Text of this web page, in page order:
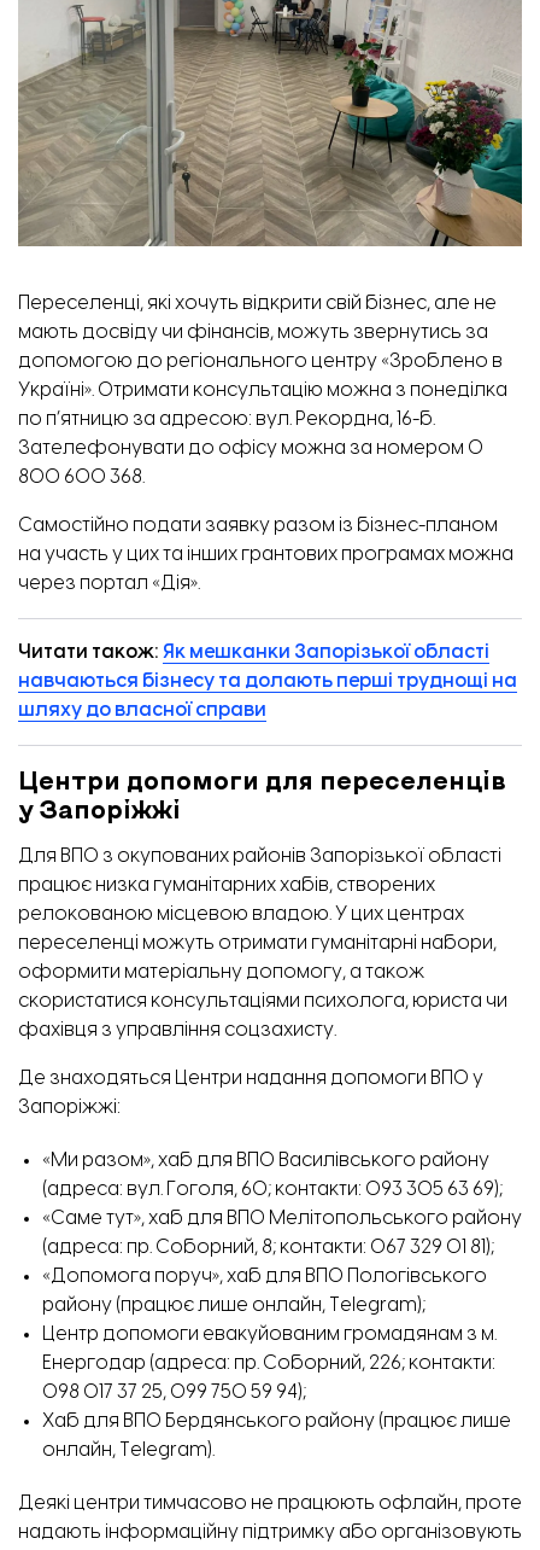
Модульне містечко у Запоріжжі. Фото: Відбудова. Запоріжжя
Переселенці, які хочуть відкрити свій бізнес, але не
мають досвіду чи фінансів, можуть звернутись за
допомогою до регіонального центру «Зроблено в
Україні». Отримати консультацію можна з понеділка
по п’ятницю за адресою: вул. Рекордна, 16-б.
Зателефонувати до офісу можна за номером 0
800 600 368.
Самостійно подати заявку разом із бізнес-планом
на участь у цих та інших грантових програмах можна
через портал «Дія».
Читати також: Як мешканки Запорізької області
навчаються бізнесу та долають перші труднощі на
шляху до власної справи
Центри допомоги для переселенців
у Запоріжжі
Для ВПО з окупованих районів Запорізької області
працює низка гуманітарних хабів, створених
релокованою місцевою владою. У цих центрах
переселенці можуть отримати гуманітарні набори,
оформити матеріальну допомогу, а також
скористатися консультаціями психолога, юриста чи
фахівця з управління соцзахисту.
Де знаходяться Центри надання допомоги ВПО у
Запоріжжі:
«Ми разом»,хаб для ВПО Василівського району
(адреса: вул. Гоголя, 60; контакти: 093 305 63 69);
«Саме тут»,хаб для ВПО Мелітопольського району
(адреса: пр. Соборний, 8; контакти: 067 329 01 81);
«Допомога поруч»,хаб для ВПО Пологівського
району (працює лише онлайн, Telegram);
Центр допомоги евакуйованим громадянам з м.
Енергодар (адреса: пр. Соборний, 226; контакти:
098 017 37 25, 099 750 59 94);
Хаб для ВПО Бердянського району (працює лише
онлайн,
Telegram).
Деякі центри тимчасово не працюють офлайн, проте
надають інформаційну підтримку або організовують